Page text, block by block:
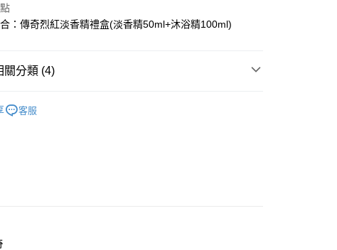
爾富取貨
11取貨
站)
：傳奇烈紅淡香精禮盒(淡香精50ml+沐浴精100ml)
關分類 (4)
客服